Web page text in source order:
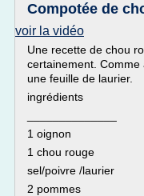
Compotée de
voir la vidéo
Une recette de chou
certainement.
une feuille de laurier.
ingrédients
1 oignon
1 chou rouge
sel/poivre /laurier
2 pommes